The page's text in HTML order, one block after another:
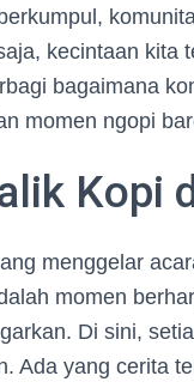
kecintaan kita
bagaimana
momen ngopi
Kopi
menggelar
momen
Di sini,
Ada yang cerita